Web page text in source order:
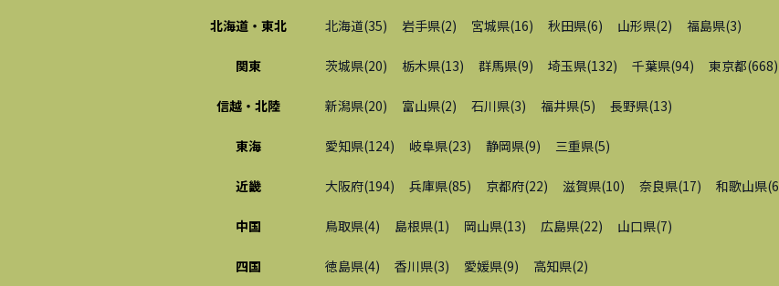
北海道・東北 北海道(35) 岩手県(2) 宮城県(16) 秋田県(6) 山形県(2) 福島県(3)
関東 茨城県(20) 栃木県(13) 群馬県(9) 埼玉県(132) 千葉県(94) 東京都(668)
信越・北陸 新潟県(20) 富山県(2) 石川県(3) 福井県(5) 長野県(13)
東海 愛知県(124) 岐阜県(23) 静岡県(9) 三重県(5)
近畿 大阪府(194) 兵庫県(85) 京都府(22) 滋賀県(10) 奈良県(17) 和歌山県(6
中国 鳥取県(4) 島根県(1) 岡山県(13) 広島県(22) 山口県(7)
四国 徳島県(4) 香川県(3) 愛媛県(9) 高知県(2)